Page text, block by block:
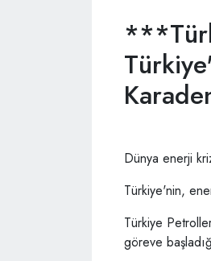
Dünya enerji
Türkiye'nin,
Türkiye
göreve